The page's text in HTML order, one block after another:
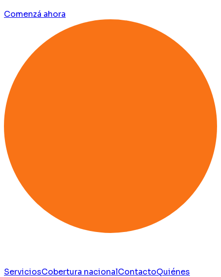
Comenzá ahora
ServiciosCobertura nacionalContactoQuiénes